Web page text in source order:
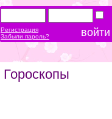
Гороскопы
Регистрация
Забыли пароль?